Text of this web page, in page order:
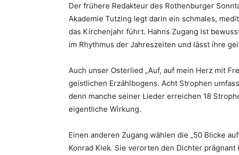
Der frühere Redakteur des Rothenburger
Akademie Tutzing legt darin ein schmales,
das Kirchenjahr führt. Hahns Zugang ist
im Rhythmus der Jahreszeiten und lässt ihre
Auch unser Osterlied „Auf, auf mein Herz mit
geistlichen Erzählbogens. Acht Strophen
denn manche seiner Lieder erreichen 18
eigentliche Wirkung.
Einen anderen Zugang wählen die „50 Blicke
Konrad Klek. Sie verorten den Dichter